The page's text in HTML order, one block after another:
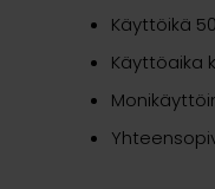
Käyttöikä
Käyttöaika